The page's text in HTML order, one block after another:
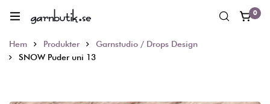
0
Hem Produkter
Garnstudio / Drops Design
SNOW Puder uni 13